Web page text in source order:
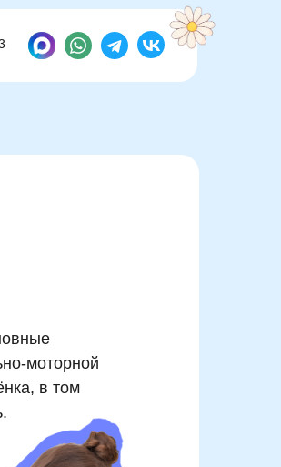
моторной
в том